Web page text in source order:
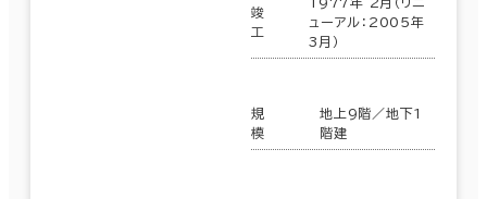
竣
工
ューアル：2005年
3月）
規
模
地上9階／地下1
階建